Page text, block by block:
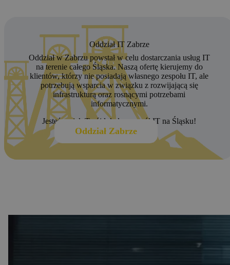
Oddział IT Zabrze
Oddział w Zabrzu powstał w celu dostarczania usług IT
na terenie całego Śląska. Naszą ofertę kierujemy do
klientów, którzy nie posiadają własnego zespołu IT, ale
potrzebują wsparcia w związku z rozwijającą się
infrastrukturą oraz rosnącymi potrzebami
informatycznymi.
Jesteśmy jak Twój lokalny zespół IT na Śląsku!
Oddział Zabrze